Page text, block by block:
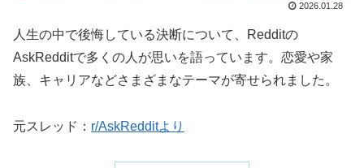
2026.01.28
人生の中で後悔している決断について、Redditの
AskRedditで多くの人が思いを語っています。恋愛や家
族、キャリアなどさまざまなテーマが寄せられました。
元スレッド： r/AskRedditより